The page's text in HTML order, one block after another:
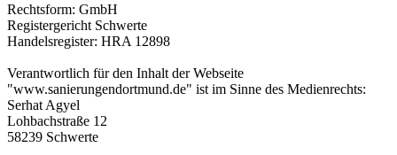
Rechtsform: GmbH
Registergericht Schwerte
Handelsregister: HRA 12898
Verantwortlich für den Inhalt der Webseite
"www.sanierungendortmund.de" ist im Sinne des Medienrechts:
Serhat Agyel
Lohbachstraße 12
58239 Schwerte